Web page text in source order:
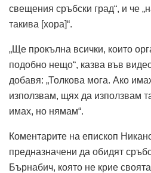
свещения сръбски град“, и че
такива [хора]“.
„Ще прокълна всички, които
подобно нещо“, казва във
добавя: „Толкова мога. Ако
използвам, щях да използвам
имах, но нямам“.
Коментарите на епископ
предназначени да обидят
Бърнабич, която не крие